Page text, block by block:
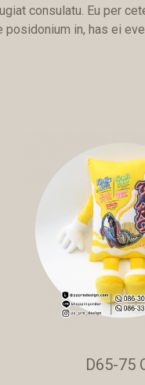
consulatu. Eu per
in, has ei
D65-75